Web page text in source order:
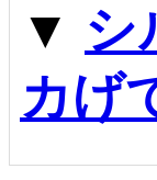
▼ シ
カげ